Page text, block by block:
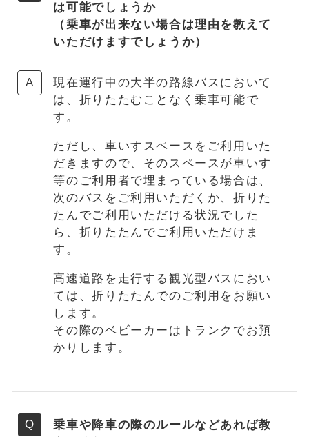
は可能でしょうか
（乗車が出来ない場合は理由を教えて
いただけますでしょうか）
現在運行中の大半の路線バスにおいて
は、折りたたむことなく乗車可能で
す。
ただし、車いすスペースをご利用いた
だきますので、そのスペースが車いす
等のご利用者で埋まっている場合は、
次のバスをご利用いただくか、折りた
たんでご利用いただける状況でした
ら、折りたたんでご利用いただけま
す。
高速道路を走行する観光型バスにおい
ては、折りたたんでのご利用をお願い
します。
その際のベビーカーはトランクでお預
かりします。
乗車や降車の際のルールなどあれば教